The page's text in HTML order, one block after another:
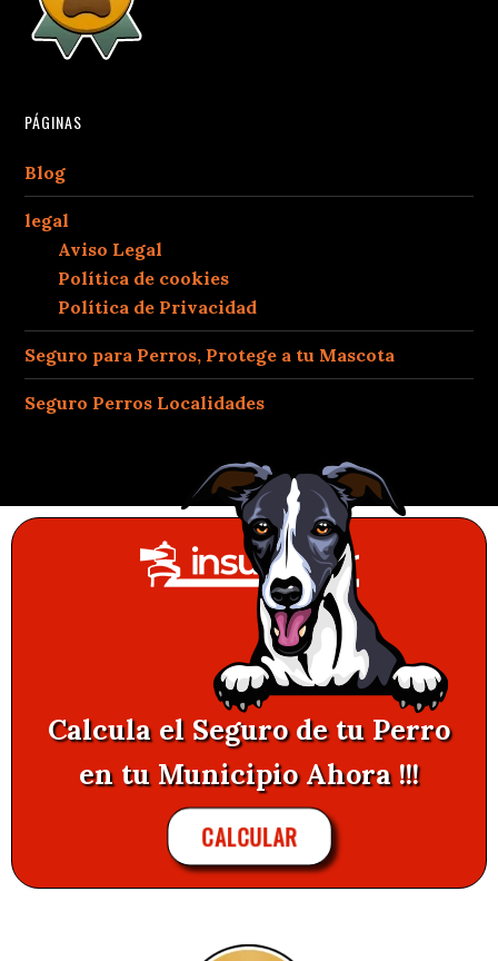
PÁGINAS
Blog
legal
Aviso Legal
Política de cookies
Política de Privacidad
Seguro para Perros, Protege a tu Mascota
Seguro Perros Localidades
Calcula el Seguro de tu Perro
en tu Municipio Ahora !!!
CALCULAR